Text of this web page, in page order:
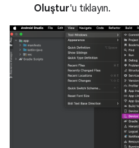
Oluştur'u tıklayın.